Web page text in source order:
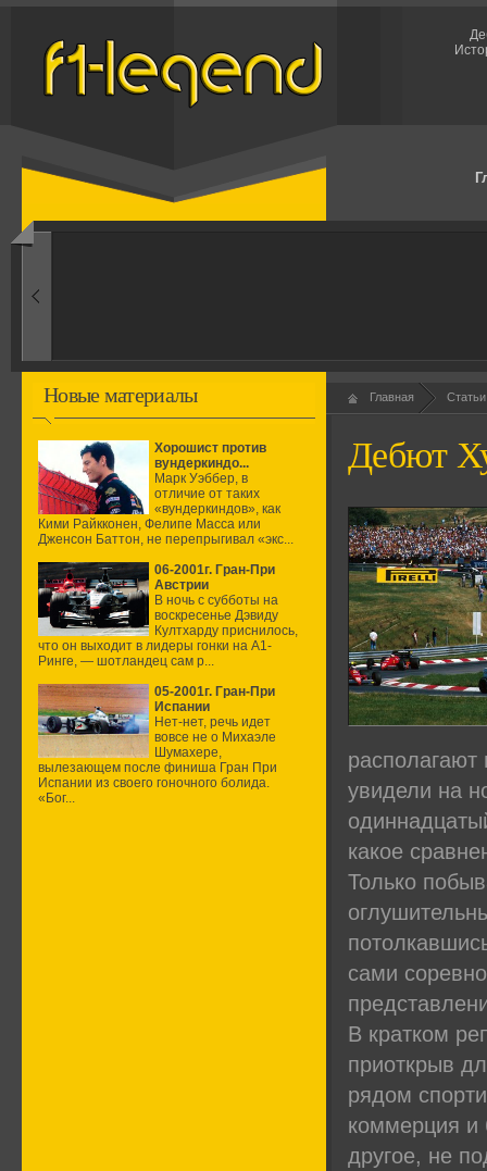
1960-ые
Новые материалы
Хорошист против
вундеркиндо...
Марк Уэббер, в
отличие от таких
«вундеркиндов», как
Кими Райкконен, Фелипе Масса или
Дженсон Баттон, не перепрыгивал «экс...
06-2001г. Гран-При
Австрии
В ночь с субботы на
воскресенье Дэвиду
Култхарду приснилось,
что он выходит в лидеры гонки на А1-
Ринге, — шотландец сам р...
05-2001г. Гран-При
Испании
Нет-нет, речь идет
вовсе не о Михаэле
Шумахере,
вылезающем после финиша Гран При
Испании из своего гоночного болида.
«Бог...
Главная
Дебют
увидели на
какое
Только
сами
В кратком
приоткрыв
рядом
коммерция и
другое, не